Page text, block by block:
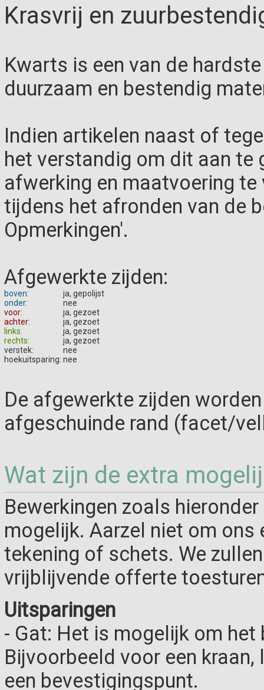
Krasvrij en
Kwarts is een van de
duurzaam en bestendig
Indien artikelen naast of
het verstandig om dit aan te
afwerking en maatvoering
tijdens het afronden van de
Opmerkingen'.
Afgewerkte zijden:
boven:
ja, gepolijst
onder:
nee
voor:
ja, gezoet
achter:
ja, gezoet
links:
ja, gezoet
rechts:
ja, gezoet
verstek:
nee
hoekuitsparing: nee
De afgewerkte zijden
afgeschuinde rand (facet/
Wat zijn de extra
Bewerkingen zoals
mogelijk. Aarzel niet om ons
tekening of schets. We
vrijblijvende offerte
Uitsparingen
- Gat: Het is mogelijk om
Bijvoorbeeld voor een
een bevestigingspunt.